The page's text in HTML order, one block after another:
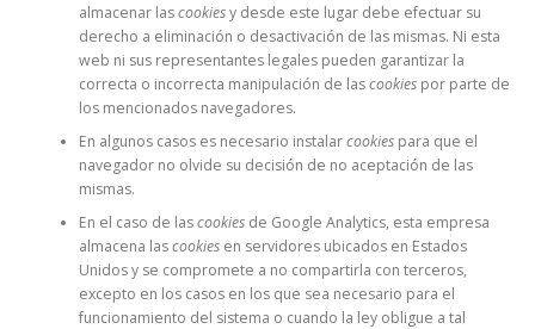
almacenar lascookiesy desde este lugar debe efectuar su
derecho a eliminación o desactivación de las mismas. Ni esta
web ni sus representantes legales pueden garantizar la
correcta o incorrecta manipulación de lascookiespor parte de
los mencionados navegadores.
En algunos casos es necesario instalarcookiespara que el
navegador no olvide su decisión de no aceptación de las
mismas.
En el caso de lascookiesde Google Analytics, esta empresa
almacena lascookiesen servidores ubicados en Estados
Unidos y se compromete a no compartirla con terceros,
excepto en los casos en los que sea necesario para el
funcionamiento del sistema o cuando la ley obligue a tal